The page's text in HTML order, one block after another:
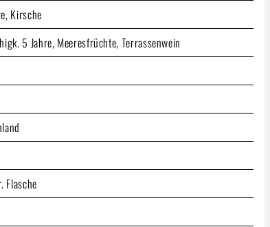
Kirsche
5 Jahre, Meeresfrüchte, Terrassenwein
Flasche